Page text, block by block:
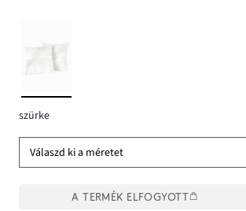
szürke
Válaszd ki a méretet
A TERMÉK ELFOGYOTT